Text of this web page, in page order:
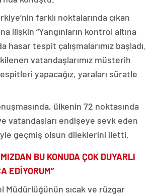
farklı noktalarında çıkan
ilişkin “Yangınların kontrol altına
hasar tespit çalışmalarımız başladı.
vatandaşlarımız müsterih
yapacağız, yaraları süratle
ülkenin 72 noktasında
vatandaşları endişeye sevk eden
geçmiş olsun dileklerini iletti.
BU KONUDA ÇOK DUYARLI
EDİYORUM”
Müdürlüğünün sıcak ve rüzgar